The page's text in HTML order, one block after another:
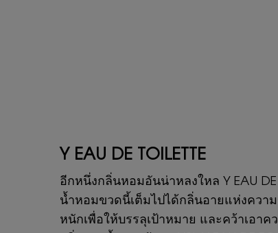
Y EAU DE TOILETTE
อีกหนึ่งกลิ่นหอมอันน่าหลงใหล Y EAU
น้ำหอมขวดนี้เต็มไปได้กลิ่นอายแห่งควา
หนักเพื่อให้บรรลุเป้าหมาย และคว้าเอาค